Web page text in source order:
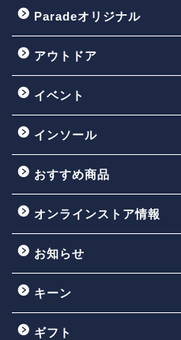
Paradeオリジナル
アウトドア
イベント
インソール
おすすめ商品
オンラインストア情報
お知らせ
キーン
ギフト